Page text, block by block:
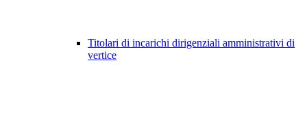
Titolari di incarichi dirigenziali amministrativi di
vertice